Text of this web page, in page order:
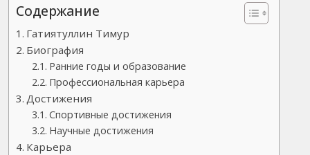
Содержание
Гатиятуллин Тимур
Биография
Ранние годы и образование
Профессиональная карьера
Достижения
Спортивные достижения
Научные достижения
Карьера